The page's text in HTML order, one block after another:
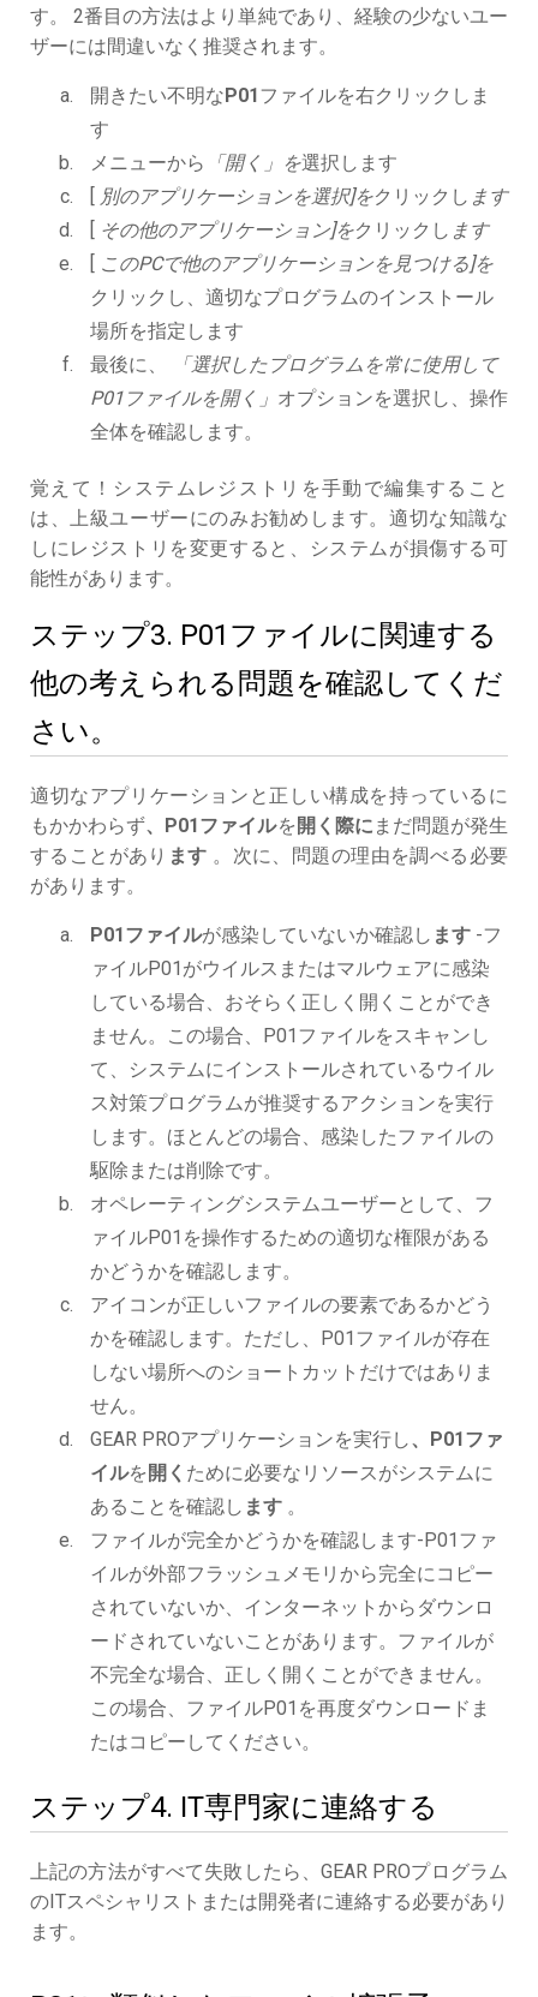
す。 2番目の方法はより単純であり、経験の少ないユー
ザーには間違いなく推奨されます。
開きたい不明なP01ファイルを右クリックしま
す
メニューから
「開く」を選択します
[ 別のアプリケーションを選択]をクリックし ます
[ その他のアプリケーション]をクリックし ます
[ このPCで他のアプリケーションを見つける]を
クリックし、適切なプログラムのインストール
場所を指定します
最後に、
「選択したプログラムを常に使用して
P01ファイルを開く」 オプションを選択し、操作
全体を確認します。
覚えて！システムレジストリを手動で編集すること
は、上級ユーザーにのみお勧めします。適切な知識な
しにレジストリを変更すると、システムが損傷する可
能性があります。
ステップ3. P01ファイルに関連する
他の考えられる問題を確認してくだ
さい。
適切なアプリケーションと正しい構成を持っているに
もかかわらず、P01ファイルを 開く際に まだ問題が発生
することがあり ます 。次に、問題の理由を調べる必要
があります。
P01ファイルが感染していないか確認し ます -フ
ァイルP01がウイルスまたはマルウェアに感染
している場合、おそらく正しく開くことができ
ません。この場合、P01ファイルをスキャンし
て、システムにインストールされているウイル
ス対策プログラムが推奨するアクションを実行
します。ほとんどの場合、感染したファイルの
駆除または削除です。
オペレーティングシステムユーザーとして、フ
ァイルP01を操作するための適切な権限がある
かどうかを確認します。
アイコンが正しいファイルの要素であるかどう
かを確認します。ただし、P01ファイルが存在
しない場所へのショートカットだけではありま
せん。
GEAR PROアプリケーションを実行し、P01ファ
イルを 開く ために必要なリソースがシステムに
あることを確認し ます 。
ファイルが完全かどうかを確認します-P01ファ
イルが外部フラッシュメモリから完全にコピー
されていないか、インターネットからダウンロ
ードされていないことがあります。ファイルが
不完全な場合、正しく開くことができません。
この場合、ファイルP01を再度ダウンロードま
たはコピーしてください。
ステップ4. IT専門家に連絡する
上記の方法がすべて失敗したら、GEAR PROプログラム
のITスペシャリストまたは開発者に連絡する必要があり
ます。